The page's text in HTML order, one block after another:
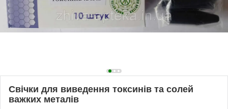
Свічки для виведення токсинів та солей
важких металів